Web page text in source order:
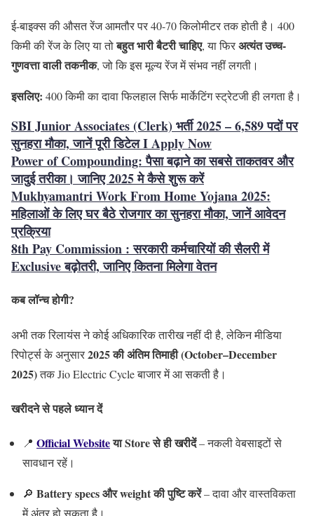
ई-बाइक्स की औसत रेंज आमतौर पर 40-70 किलोमीटर तक होती है। 400
किमी की रेंज के लिए या तोबहुत भारी बैटरी चाहिए, या फिरअत्यंत उच्च-
गुणवत्ता वाली तकनीक, जो कि इस मूल्य रेंज में संभव नहीं लगती।
इसलिए: 400 किमी का दावा फिलहाल सिर्फ मार्केटिंग स्ट्रेटजी ही लगता है।
SBI Junior Associates (Clerk) भर्ती 2025 – 6,589 पदों पर
सुनहरा मौका, जानें पूरी डिटेल I Apply Now
Power of Compounding: पैसा बढ़ाने का सबसे ताकतवर और
जादुई तरीका। जानिए 2025 मे कैसे शुरू करें
Mukhyamantri Work From Home Yojana 2025:
महिलाओं के लिए घर बैठे रोजगार का सुनहरा मौका, जानें आवेदन
प्रक्रिया
8th Pay Commission : सरकारी कर्मचारियों की सैलरी में
Exclusive बढ़ोतरी, जानिए कितना मिलेगा वेतन
कब लॉन्च होगी?
अभी तक रिलायंस ने कोई अधिकारिक तारीख नहीं दी है, लेकिन मीडिया
रिपोर्ट्स के अनुसार2025 की अंतिम तिमाही (October–December
2025)तक Jio Electric Cycle बाजार में आ सकती है।
खरीदने से पहले ध्यान दें
📍 Official Websiteया Store से ही खरीदें– नकली वेबसाइटों से
सावधान रहें।
🔎 Battery specs और weight की पुष्टि करें– दावा और वास्तविकता
में अंतर हो सकता है।